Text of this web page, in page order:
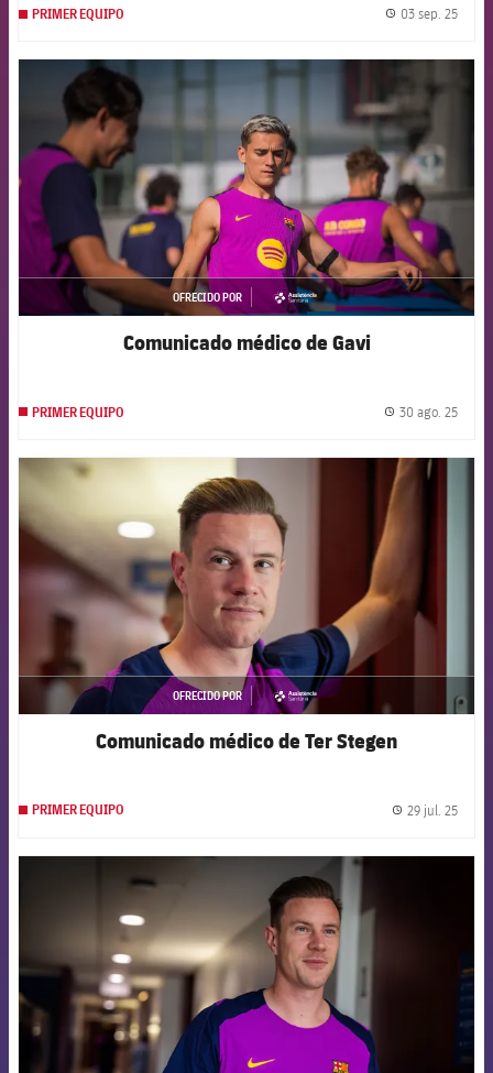
PRIMER EQUIPO 03 sep. 25
FCB Barcelona badge
OFRECIDO POR
asistencia
Comunicado médico de Gavi
PRIMER EQUIPO 30 ago. 25
OFRECIDO POR
asistencia
Comunicado médico de Ter Stegen
PRIMER EQUIPO 29 jul. 25
FCB Barcelona badge